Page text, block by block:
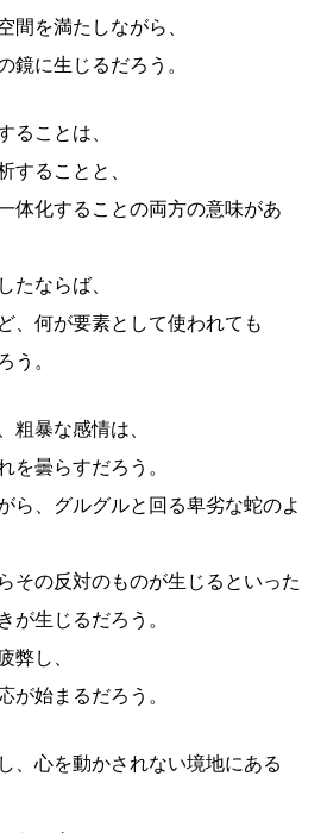
を満たしながら、
に生じるだろう。
ることは、
することと、
体化することの両方の意味があ
たならば、
、何が要素として使われても
う。
暴な感情は、
曇らすだろう。
ら、グルグルと回る卑劣な蛇のよ
その反対のものが生じるといった
生じるだろう。
弊し、
始まるだろう。
、心を動かされない境地にある